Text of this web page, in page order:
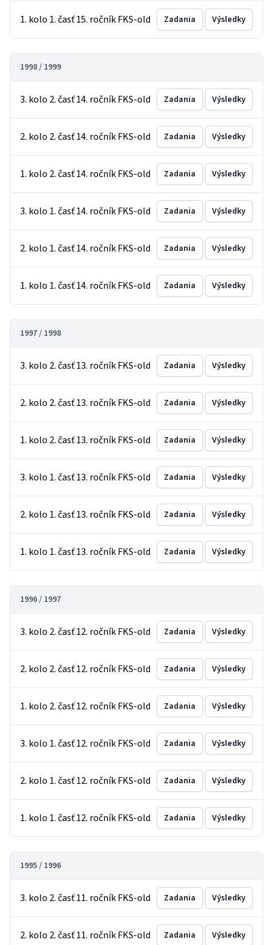
1. kolo 1. časť 15. ročník FKS-old Zadania Výsledky
1998 / 1999
3. kolo 2. časť 14. ročník FKS-old Zadania Výsledky
2. kolo 2. časť 14. ročník FKS-old Zadania Výsledky
1. kolo 2. časť 14. ročník FKS-old Zadania Výsledky
3. kolo 1. časť 14. ročník FKS-old Zadania Výsledky
2. kolo 1. časť 14. ročník FKS-old Zadania Výsledky
1. kolo 1. časť 14. ročník FKS-old Zadania Výsledky
1997 / 1998
3. kolo 2. časť 13. ročník FKS-old Zadania Výsledky
2. kolo 2. časť 13. ročník FKS-old Zadania Výsledky
1. kolo 2. časť 13. ročník FKS-old Zadania Výsledky
3. kolo 1. časť 13. ročník FKS-old Zadania Výsledky
2. kolo 1. časť 13. ročník FKS-old Zadania Výsledky
1. kolo 1. časť 13. ročník FKS-old Zadania Výsledky
1996 / 1997
3. kolo 2. časť 12. ročník FKS-old Zadania Výsledky
2. kolo 2. časť 12. ročník FKS-old Zadania Výsledky
1. kolo 2. časť 12. ročník FKS-old Zadania Výsledky
3. kolo 1. časť 12. ročník FKS-old Zadania Výsledky
2. kolo 1. časť 12. ročník FKS-old Zadania Výsledky
1. kolo 1. časť 12. ročník FKS-old Zadania Výsledky
1995 / 1996
3. kolo 2. časť 11. ročník FKS-old Zadania Výsledky
2. kolo 2. časť 11. ročník FKS-old Zadania Výsledky